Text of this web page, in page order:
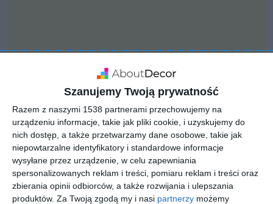
Szanujemy Twoją prywatność
Razem z naszymi 1538 partnerami przechowujemy na
urządzeniu informacje, takie jak pliki cookie, i uzyskujemy do
nich dostęp, a także przetwarzamy dane osobowe, takie jak
niepowtarzalne identyfikatory i standardowe informacje
wysyłane przez urządzenie, w celu zapewniania
spersonalizowanych reklam i treści, pomiaru reklam i treści oraz
zbierania opinii odbiorców, a także rozwijania i ulepszania
produktów. Za Twoją zgodą my i nasi partnerzy możemy
INSPIRACJA
Łazienka z okrągłą
wanną